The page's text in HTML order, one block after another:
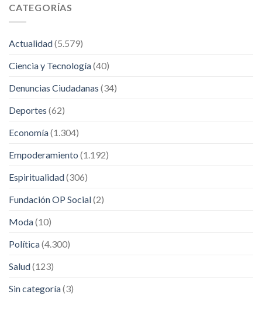
CATEGORÍAS
Actualidad(5.579)
Ciencia y Tecnología(40)
Denuncias Ciudadanas (34)
Deportes (62)
Economía(1.304)
Empoderamiento (1.192)
Espiritualidad(306)
Fundación OP Social(2)
Moda(10)
Política(4.300)
Salud(123)
Sin categoría(3)